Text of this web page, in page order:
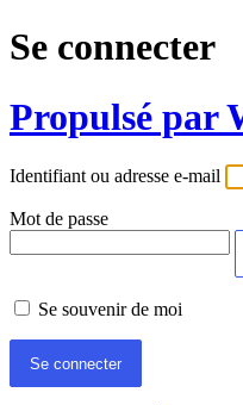
Se connecter
Propulsé par
Identifiant ou adresse e-mail
Mot de passe
Se souvenir de moi